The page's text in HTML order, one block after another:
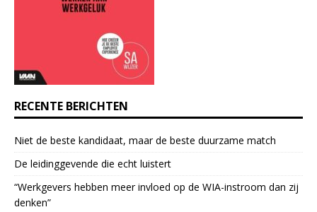
.
l
e
a
s
e
RECENTE BERICHTEN
Niet de beste kandidaat, maar de beste duurzame match
De leidinggevende die echt luistert
“Werkgevers hebben meer invloed op de WIA-instroom dan zij
denken”